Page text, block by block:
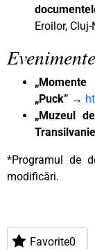
Eroilor,
„Puck” →
„Muzeul
*Programul de
modificări.
Favorite0